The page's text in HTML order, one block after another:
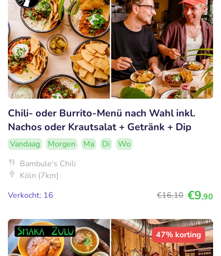
Chili- oder Burrito-Menü nach Wahl inkl.
Nachos oder Krautsalat + Getränk + Dip
Vandaag Morgen Ma Di
Wo
Bambule's Chili
Köln (7km)
Verkocht: 16
€16,10 €9,90
47% korting